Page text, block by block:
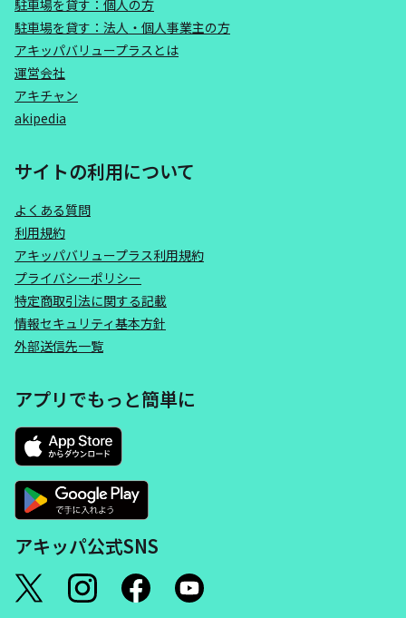
駐車場を貸す：個人の方
駐車場を貸す：法人・個人事業主の方
アキッパバリュープラスとは
運営会社
アキチャン
akipedia
サイトの利用について
よくある質問
利用規約
アキッパバリュープラス利用規約
プライバシーポリシー
特定商取引法に関する記載
情報セキュリティ基本方針
外部送信先一覧
アプリでもっと簡単に
アキッパ公式SNS